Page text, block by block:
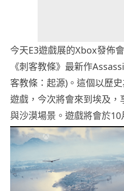
今天E3遊戲展的Xbox發佈
《刺客教條》最新作
客教條：起源)。這個以歷
遊戲，今次將會來到埃及，
與沙漠場景。遊戲將會於10